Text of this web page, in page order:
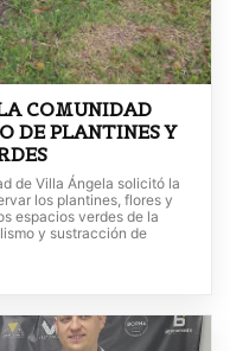
COMUNIDAD
DE PLANTINES Y
de Villa Ángela solicitó la
los plantines, flores y
espacios verdes de la
y sustracción de